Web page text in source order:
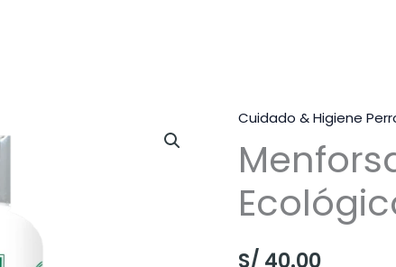
Cuidado & Higiene
S/ 40.00